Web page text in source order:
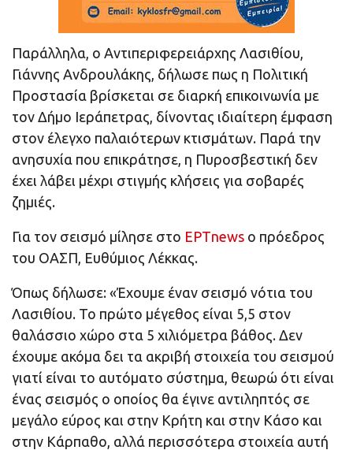
Παράλληλα, ο Αντιπεριφερειάρχης Λασιθίου,
Γιάννης Ανδρουλάκης, δήλωσε πως η Πολιτική
Προστασία βρίσκεται σε διαρκή επικοινωνία με
τον Δήμο Ιεράπετρας, δίνοντας ιδιαίτερη έμφαση
στον έλεγχο παλαιότερων κτισμάτων. Παρά την
ανησυχία που επικράτησε, η Πυροσβεστική δεν
έχει λάβει μέχρι στιγμής κλήσεις για σοβαρές
ζημιές.
Για τον σεισμό μίλησε στο ΕΡΤnews o πρόεδρος
του ΟΑΣΠ, Ευθύμιος Λέκκας.
Όπως δήλωσε: «Έχουμε έναν σεισμό νότια του
Λασιθίου. Το πρώτο μέγεθος είναι 5,5 στον
θαλάσσιο χώρο στα 5 χιλιόμετρα βάθος. Δεν
έχουμε ακόμα δει τα ακριβή στοιχεία του σεισμού
γιατί είναι το αυτόματο σύστημα, θεωρώ ότι είναι
ένας σεισμός ο οποίος θα έγινε αντιληπτός σε
μεγάλο εύρος και στην Κρήτη και στην Κάσο και
στην Κάρπαθο, αλλά περισσότερα στοιχεία αυτή